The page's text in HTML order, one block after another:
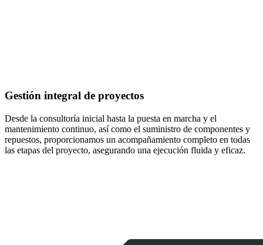
Gestión integral de proyectos
Desde la consultoría inicial hasta la puesta en marcha y el
mantenimiento continuo, así como el suministro de componentes y
repuestos, proporcionamos un acompañamiento completo en todas
las etapas del proyecto, asegurando una ejecución fluida y eficaz.